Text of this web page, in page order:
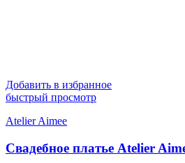
Добавить в избранное
быстрый просмотр
Atelier Aimee
Свадебное платье Atelier